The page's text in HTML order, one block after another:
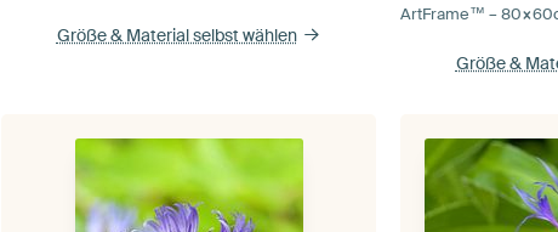
Größe & Material selbst wählen
ArtFrame™ –80×60
Größe &